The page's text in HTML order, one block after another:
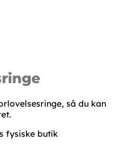
så du kan
fysiske butik